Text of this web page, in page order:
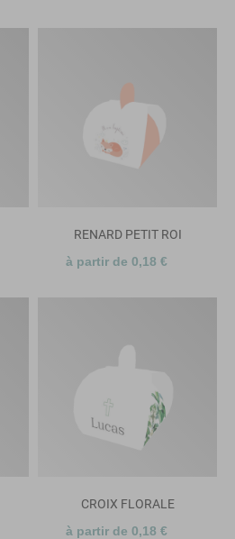
RENARD PETIT ROI
à partir de 0,18 €
CROIX FLORALE
à partir de 0,18 €